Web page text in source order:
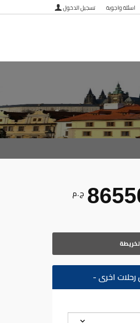
اسئلة واجوبة تسجيل الدخول
ج . م
رحلات اخرى -